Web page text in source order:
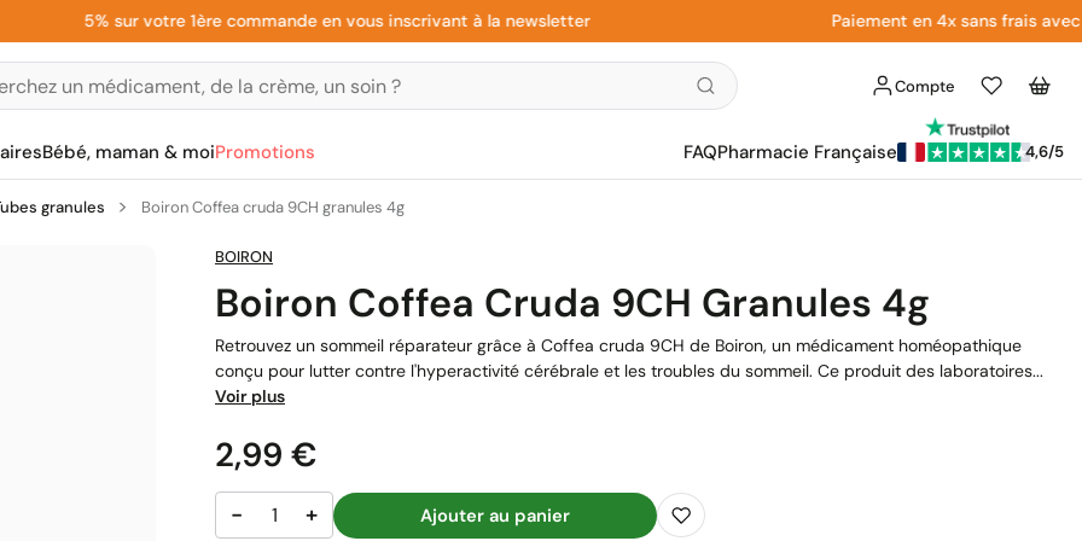
5% sur votre 1ère commande en vous inscrivant à la newsletter Paiement en 4x sans frais avec
Compte
Liste
d'envies
Panier
Bébé, maman & moiPromotions FAQPharmacie Française 4,6/5
granules Boiron Coffea cruda 9CH granules 4g
BOIRON
Boiron Coffea Cruda 9CH Granules 4g
Retrouvez un sommeil réparateur grâce à Coffea cruda 9CH de Boiron, un médicament homéopathique
conçu pour lutter contre l'hyperactivité cérébrale et les troubles du sommeil. Ce produit des laboratoires...
Voir plus
Prix
2,99 €
− + Ajouter au panier